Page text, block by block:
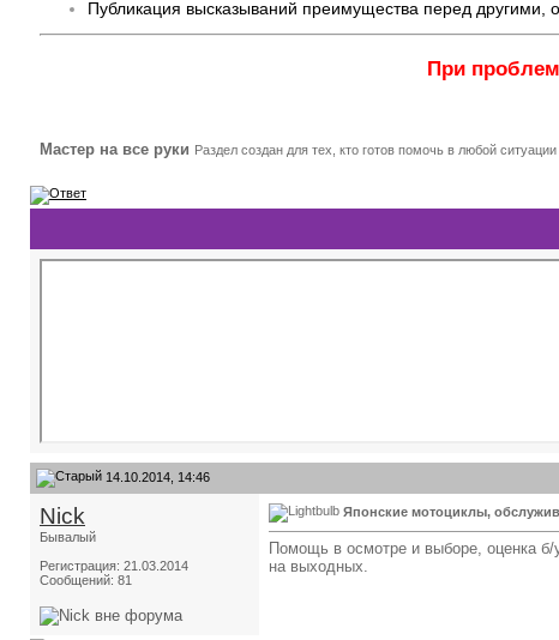
Публикация высказываний преимущества перед
При
Мастер на все руки Раздел создан для тех, кто готов помочь в любой
14.10.2014, 14:46
Nick
Бывалый
Регистрация: 21.03.2014
Сообщений: 81
Японские мотоциклы,
Помощь в осмотре и выборе, оценка б/
на выходных.